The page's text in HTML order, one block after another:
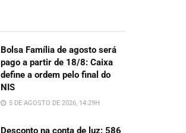
Bolsa Família de agosto será
pago a partir de 18/8: Caixa
define a ordem pelo final do
NIS
5 DE AGOSTO DE 2026, 14:29H
Desconto na conta de luz: 586